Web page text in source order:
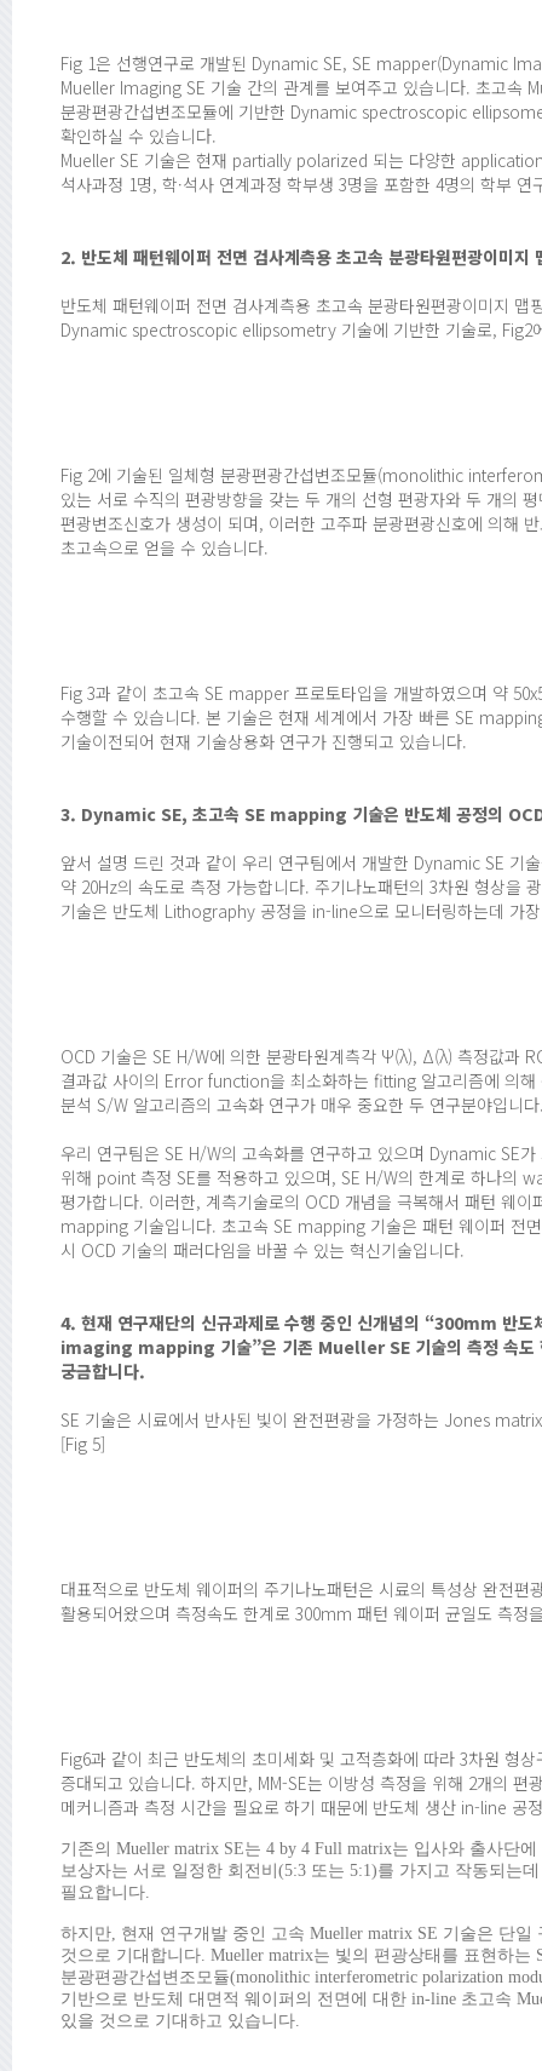
Fig 1은 선행연구로 개발된 Dynamic SE, SE mapper(Dynamic
Mueller Imaging SE 기술 간의 관계를 보여주고 있습니다. 초고속
분광편광간섭변조모듈에 기반한 Dynamic spectroscopic
확인하실 수 있습니다.
Mueller SE 기술은 현재 partially polarized 되는 다양한
석사과정 1명, 학·석사 연계과정 학부생 3명을 포함한 4명의 학부
2. 반도체 패턴웨이퍼 전면 검사계측용 초고속 분광타원편광이미
반도체 패턴웨이퍼 전면 검사계측용 초고속 분광타원편광이미지
Dynamic spectroscopic ellipsometry 기술에 기반한 기술로, Fig2
Fig 2에 기술된 일체형 분광편광간섭변조모듈(monolithic
있는 서로 수직의 편광방향을 갖는 두 개의 선형 편광자와 두 개의
편광변조신호가 생성이 되며, 이러한 고주파 분광편광신호에 의해
초고속으로 얻을 수 있습니다.
Fig 3과 같이 초고속 SE mapper 프로토타입을 개발하였으며 약
수행할 수 있습니다. 본 기술은 현재 세계에서 가장 빠른 SE
기술이전되어 현재 기술상용화 연구가 진행되고 있습니다.
3. Dynamic SE, 초고속 SE mapping 기술은 반도체 공정의
앞서 설명 드린 것과 같이 우리 연구팀에서 개발한 Dynamic SE 기
약 20Hz의 속도로 측정 가능합니다. 주기나노패턴의 3차원 형상
기술은 반도체 Lithography 공정을 in-line으로 모니터링하는데 가
OCD 기술은 SE H/W에 의한 분광타원계측각 Ψ(λ), Δ(λ) 측정값과
결과값 사이의 Error function을 최소화하는 fitting 알고리즘에 의
분석 S/W 알고리즘의 고속화 연구가 매우 중요한 두 연구분야입니
우리 연구팀은 SE H/W의 고속화를 연구하고 있으며 Dynamic SE
위해 point 측정 SE를 적용하고 있으며, SE H/W의 한계로 하나의
평가합니다. 이러한, 계측기술로의 OCD 개념을 극복해서 패턴 웨
mapping 기술입니다. 초고속 SE mapping 기술은 패턴 웨이퍼 전
시 OCD 기술의 패러다임을 바꿀 수 있는 혁신기술입니다.
4. 현재 연구재단의 신규과제로 수행 중인 신개념의 “300mm
imaging mapping 기술”은 기존 Mueller SE 기술의 측정 속도
궁금합니다.
SE 기술은 시료에서 반사된 빛이 완전편광을 가정하는 Jones
[Fig 5]
대표적으로 반도체 웨이퍼의 주기나노패턴은 시료의 특성상 완전
활용되어왔으며 측정속도 한계로 300mm 패턴 웨이퍼 균일도 측
Fig6과 같이 최근 반도체의 초미세화 및 고적층화에 따라 3차원 형
증대되고 있습니다. 하지만, MM-SE는 이방성 측정을 위해 2개의
메커니즘과 측정 시간을 필요로 하기 때문에 반도체 생산 in-line 공
기존의 Mueller matrix SE는 4 by 4 Full matrix는 입사와 출사단
보상자는 서로 일정한 회전비(5:3 또는 5:1)를 가지고 작동되는
필요합니다.
하지만, 현재 연구개발 중인 고속 Mueller matrix SE 기술은 단
것으로 기대합니다. Mueller matrix는 빛의 편광상태를 표현하
분광편광간섭변조모듈(monolithic interferometric polarization
기반으로 반도체 대면적 웨이퍼의 전면에 대한 in-line 초고속
있을 것으로 기대하고 있습니다.